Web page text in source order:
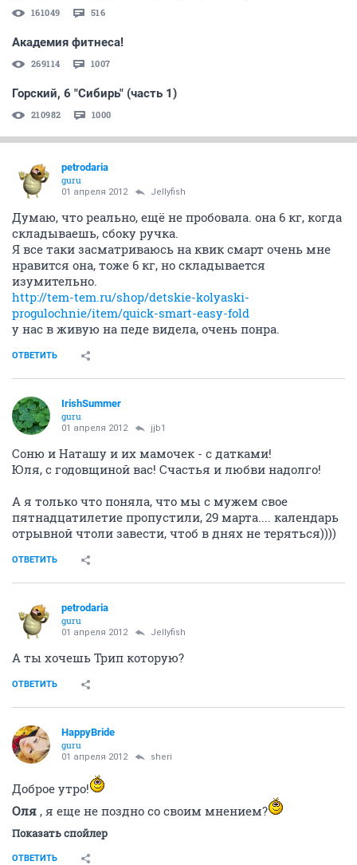
161049 516
Академия фитнеса!
269114 1007
Горский, 6 "Сибирь" (часть 1)
210982 1000
petrodaria
guru
01 апреля 2012 Jellyfish
Думаю, что реально, ещё не пробовала. она 6 кг, когда
складываешь, сбоку ручка.
Я все таки засматриваюсь на квик смарт очень мне
нравится она, тоже 6 кг, но складывается
изумительно.
http://tem-tem.ru/shop/detskie-kolyaski-
progulochnie/item/quick-smart-easy-fold
у нас в живую на педе видела, очень понра.
ОТВЕТИТЬ
IrishSummer
guru
01 апреля 2012 jjb1
Соню и Наташу и их мамочек - с датками!
Юля, с годовщиной вас! Счастья и любви надолго!
А я только что поняла, что мы с мужем свое
пятнадцатилетие пропустили, 29 марта.... календарь
отрывной чтоли завести, чтоб в днях не теряться))))
ОТВЕТИТЬ
petrodaria
guru
01 апреля 2012 Jellyfish
А ты хочешь Трип которую?
ОТВЕТИТЬ
HappyBride
guru
01 апреля 2012 sheri
Доброе утро!
Оля , я еще не поздно со своим мнением?
Показать спойлер
ОТВЕТИТЬ